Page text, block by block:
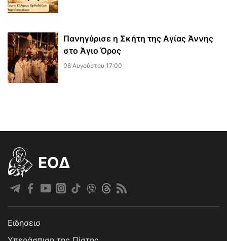
Πανηγύρισε η Σκήτη της Αγίας Άννης
στο Άγιο Όρος
08 Αυγούστου 17:00
EOΔ
Ειδησεισ